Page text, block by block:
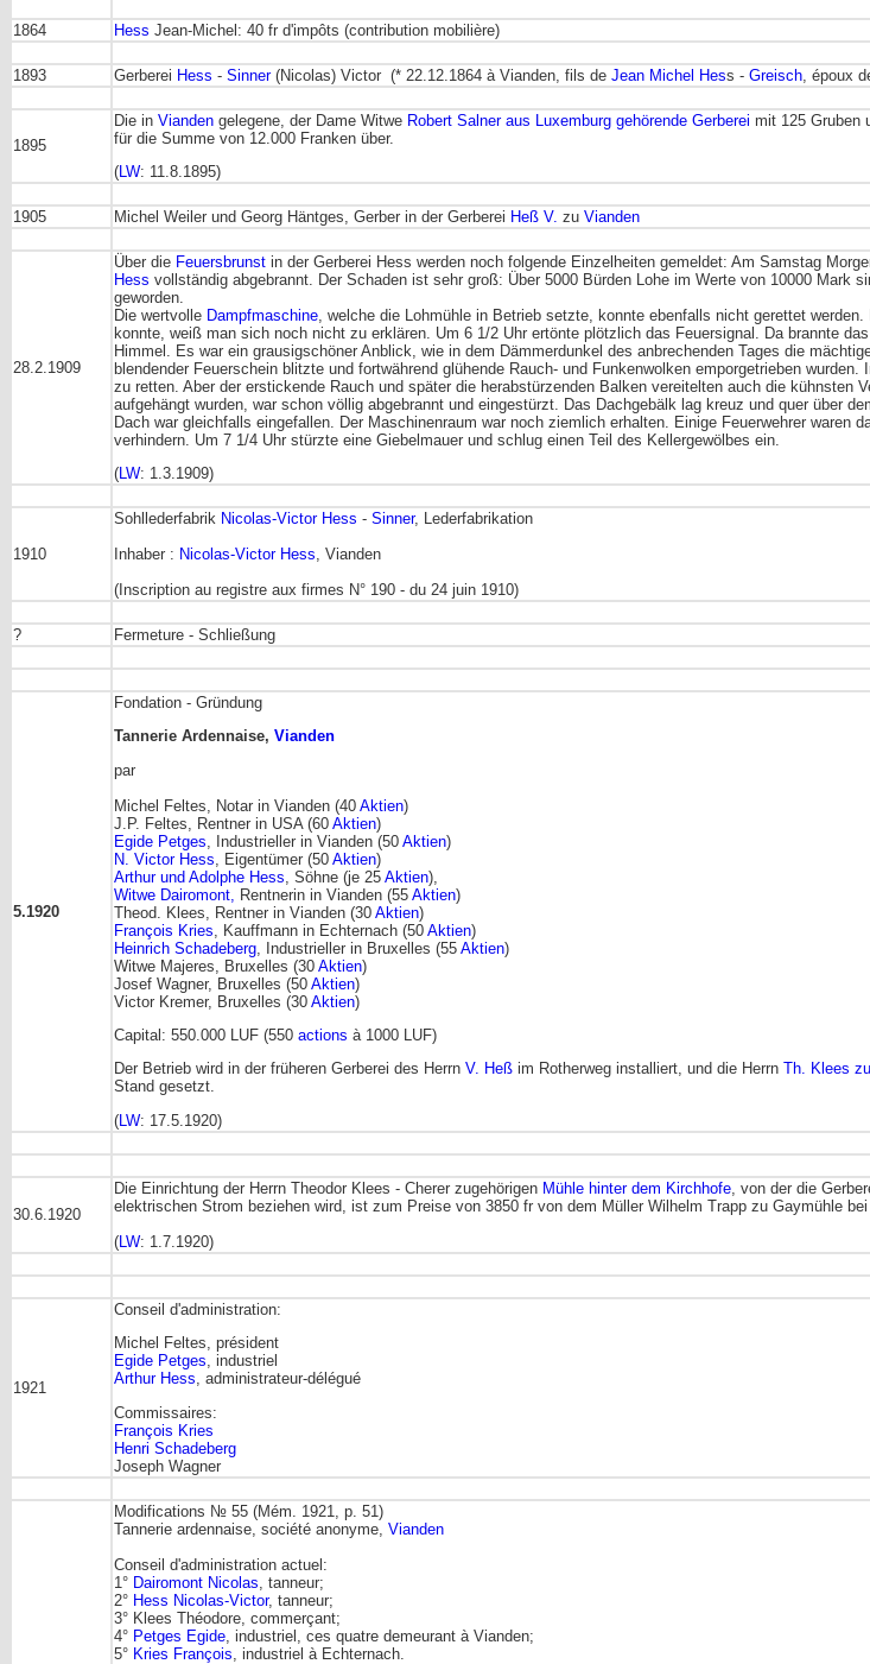
1864 Hess Jean-Michel: 40 fr d'impôts (contribution mobilière)
1893 Gerberei Hess - Sinner(Nicolas) Victor (* 22.12.1864 à Vianden, fils de Jean Michel Hess - Greisch , époux
1895
Die in Vianden gelegene, der Dame Witwe Robert Salner aus Luxemburg gehörende Gerberei mit 125 Gruben
für die Summe von 12.000 Franken über.
(LW: 11.8.1895)
1905 Michel Weiler und Georg Häntges, Gerber in der Gerberei Heß V. zu Vianden
28.2.1909
Über die Feuersbrunst in der Gerberei Hess werden noch folgende Einzelheiten gemeldet: Am Samstag
Hess vollständig abgebrannt. Der Schaden ist sehr groß: Über 5000 Bürden Lohe im Werte von 10000
geworden.
Die wertvolle Dampfmaschine , welche die Lohmühle in Betrieb setzte, konnte ebenfalls nicht gerettet
konnte, weiß man sich noch nicht zu erklären. Um 6 1/2 Uhr ertönte plötzlich das Feuersignal. Da brannte
Himmel. Es war ein grausigschöner Anblick, wie in dem Dämmerdunkel des anbrechenden Tages die
blendender Feuerschein blitzte und fortwährend glühende Rauch- und Funkenwolken emporgetrieben
zu retten. Aber der erstickende Rauch und später die herabstürzenden Balken vereitelten auch die
aufgehängt wurden, war schon völlig abgebrannt und eingestürzt. Das Dachgebälk lag kreuz und quer über
Dach war gleichfalls eingefallen. Der Maschinenraum war noch ziemlich erhalten. Einige Feuerwehrer
verhindern. Um 7 1/4 Uhr stürzte eine Giebelmauer und schlug einen Teil des Kellergewölbes ein.
(LW: 1.3.1909)
1910
Sohllederfabrik Nicolas-Victor Hess - Sinner, Lederfabrikation
Inhaber : Nicolas-Victor Hess , Vianden
(Inscription au registre aux firmes N° 190 - du 24 juin 1910)
? Fermeture - Schließung
5.1920
Fondation - Gründung
Tannerie Ardennaise, Vianden
par
Michel Feltes, Notar in Vianden (40 Aktien)
J.P. Feltes, Rentner in USA (60 Aktien)
Egide Petges , Industrieller in Vianden (50 Aktien)
N. Victor Hess , Eigentümer (50 Aktien)
Arthur und Adolphe Hess , Söhne (je 25 Aktien),
Witwe Dairomont, Rentnerin in Vianden (55 Aktien)
Theod. Klees, Rentner in Vianden (30 Aktien)
François Kries , Kauffmann in Echternach (50 Aktien)
Heinrich Schadeberg , Industrieller in Bruxelles (55 Aktien)
Witwe Majeres, Bruxelles (30 Aktien)
Josef Wagner, Bruxelles (50 Aktien)
Victor Kremer, Bruxelles (30 Aktien)
Capital: 550.000 LUF (550 actions à 1000 LUF)
Der Betrieb wird in der früheren Gerberei des Herrn V. Heß im Rotherweg installiert, und die Herrn Th. Klees
Stand gesetzt.
(LW: 17.5.1920)
30.6.1920
Die Einrichtung der Herrn Theodor Klees - Cherer zugehörigen Mühle hinter dem Kirchhofe , von der die
elektrischen Strom beziehen wird, ist zum Preise von 3850 fr von dem Müller Wilhelm Trapp zu Gaymühle bei
( LW: 1.7.1920)
1921
Conseil d'administration:
Michel Feltes, président
Egide Petges, industriel
Arthur Hess, administrateur-délégué
Commissaires:
François Kries
Henri Schadeberg
Joseph Wagner
Modifications № 55 (Mém. 1921, p. 51)
Tannerie ardennaise, société anonyme, Vianden
Conseil d'administration actuel:
1° Dairomont Nicolas , tanneur;
2° Hess Nicolas-Victor, tanneur;
3° Klees Théodore, commerçant;
4° Petges Egide , industriel, ces quatre demeurant à Vianden;
5° Kries François , industriel à Echternach.